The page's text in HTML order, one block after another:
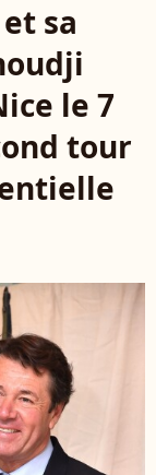
sa
le 7
tour